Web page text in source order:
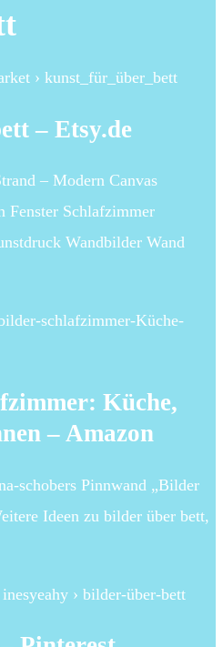
› kunst_für_über_bett
– Etsy.de
– Modern Canvas
Schlafzimmer
Wandbilder Wand
schlafzimmer-Küche-
Küche,
– Amazon
schobers Pinnwand „Bilder
Ideen zu bilder über bett,
› bilder-über-bett